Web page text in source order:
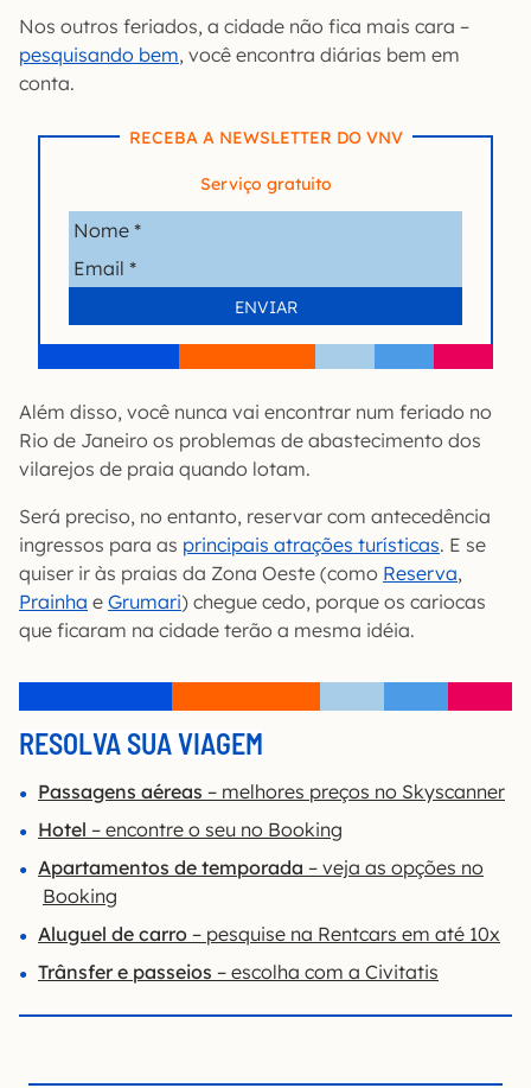
Nos outros feriados, a cidade não fica mais cara –
pesquisando bem, você encontra diárias bem em
conta.
RECEBA A NEWSLETTER DO VNV
Serviço gratuito
Além disso, você nunca vai encontrar num feriado no
Rio de Janeiro os problemas de abastecimento dos
vilarejos de praia quando lotam.
Será preciso, no entanto, reservar com antecedência
ingressos para as principais atrações turísticas. E se
quiser ir às praias da Zona Oeste (como Reserva,
Prainha e Grumari) chegue cedo, porque os cariocas
que ficaram na cidade terão a mesma idéia.
RESOLVA SUA VIAGEM
Passagens aéreas – melhores preços no Skyscanner
Hotel – encontre o seu no Booking
Apartamentos de temporada – veja as opções no
Booking
Aluguel de carro – pesquise na Rentcars em até 10x
Trânsfer e passeios – escolha com a Civitatis